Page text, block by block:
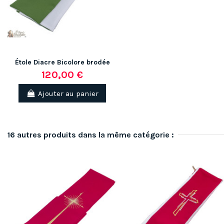
Étole Diacre Bicolore brodée
120,00 €
Ajouter au panier
16 autres produits dans la même catégorie :